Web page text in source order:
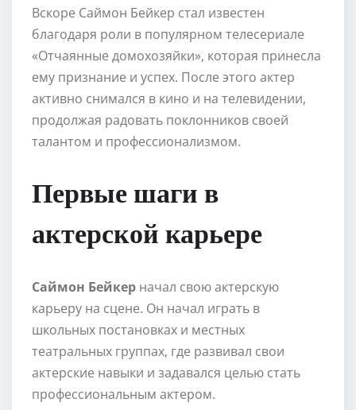
Вскоре Саймон Бейкер стал известен
благодаря роли в популярном телесериале
«Отчаянные домохозяйки», которая принесла
ему признание и успех. После этого актер
активно снимался в кино и на телевидении,
продолжая радовать поклонников своей
талантом и профессионализмом.
Первые шаги в
актерской карьере
Саймон Бейкер начал свою актерскую
карьеру на сцене. Он начал играть в
школьных постановках и местных
театральных группах, где развивал свои
актерские навыки и задавался целью стать
профессиональным актером.